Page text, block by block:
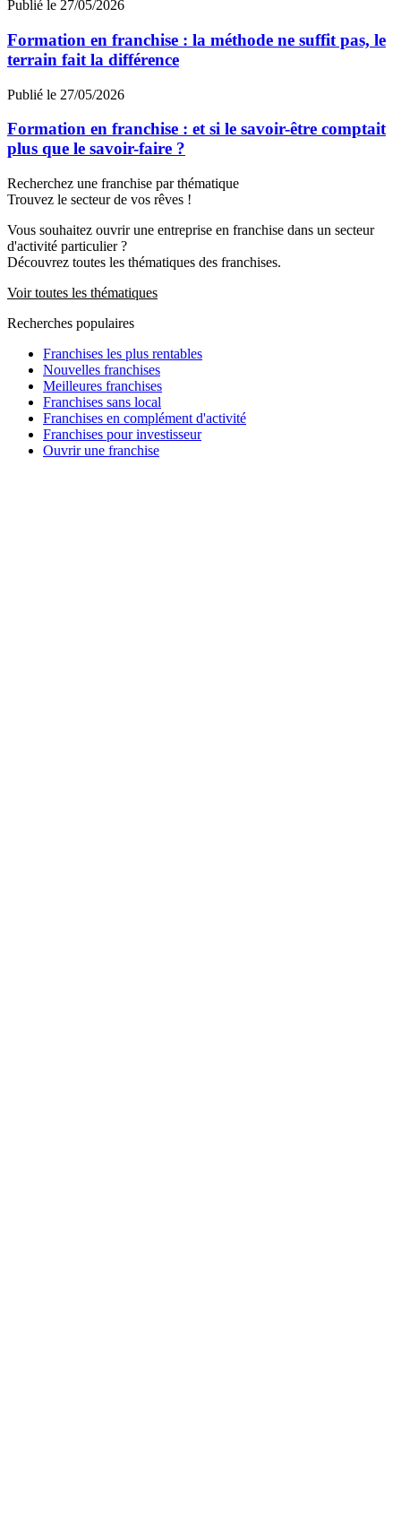
Publié le 27/05/2026
Formation en franchise : la méthode ne suffit pas, le
terrain fait la différence
Publié le 27/05/2026
Formation en franchise : et si le savoir-être comptait
plus que le savoir-faire ?
Recherchez une franchise par thématique
Trouvez le secteur de vos rêves !
Vous souhaitez ouvrir une entreprise en franchise dans un secteur
d'activité particulier ?
Découvrez toutes les thématiques des franchises.
Voir toutes les thématiques
Recherches populaires
Franchises les plus rentables
Nouvelles franchises
Meilleures franchises
Franchises sans local
Franchises en complément d'activité
Franchises pour investisseur
Ouvrir une franchise